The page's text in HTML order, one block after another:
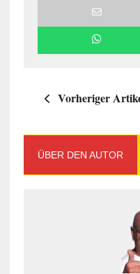
Vorheriger
ÜBER DEN AUTOR